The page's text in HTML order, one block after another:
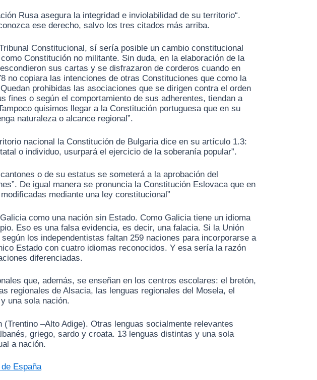
Rusa asegura la integridad e inviolabilidad de su territorio“.
ese derecho, salvo los tres citados más arriba.
Constitucional, sí sería posible un cambio constitucional
Constitución no militante. Sin duda, en la elaboración de la
sus cartas y se disfrazaron de corderos cuando en
no copiara las intenciones de otras Constituciones que como la
prohibidas las asociaciones que se dirigen contra el orden
fines o según el comportamiento de sus adherentes, tiendan a
quisimos llegar a la Constitución portuguesa que en su
naturaleza o alcance regional”.
nacional la Constitución de Bulgaria dice en su artículo 1.3:
o individuo, usurpará el ejercicio de la soberanía popular”.
o de su estatus se someterá a la aprobación del
De igual manera se pronuncia la Constitución Eslovaca que en
mediante una ley constitucional”
como una nación sin Estado. Como Galicia tiene un idioma
Eso es una falsa evidencia, es decir, una falacia. Si la Unión
los independentistas faltan 259 naciones para incorporarse a
Estado con cuatro idiomas reconocidos. Y esa sería la razón
diferenciadas.
que, además, se enseñan en los centros escolares: el bretón,
regionales de Alsacia, las lenguas regionales del Mosela, el
una sola nación.
–Alto Adige). Otras lenguas socialmente relevantes
griego, sardo y croata. 13 lenguas distintas y una sola
a nación.
España